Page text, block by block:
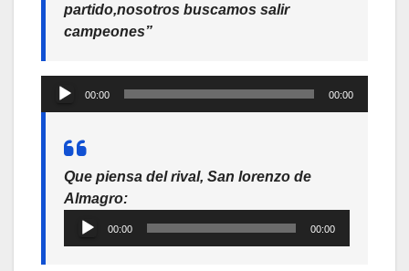
partido,nosotros buscamos salir
campeones”
Reproductor
de
audio
00:00 00:00
Que piensa del rival, San lorenzo de
Almagro:
Reproductor
de
00:00 00:00